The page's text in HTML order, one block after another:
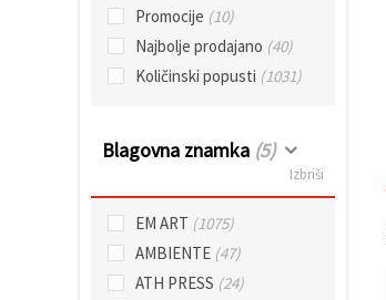
Promocije (10)
Najbolje prodajano (40)
Količinski popusti (1031)
Blagovna znamka (5)
Izbriši
EM ART (1075)
AMBIENTE (47)
ATH PRESS (24)